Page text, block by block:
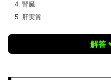
腎臓
肝実質
解答